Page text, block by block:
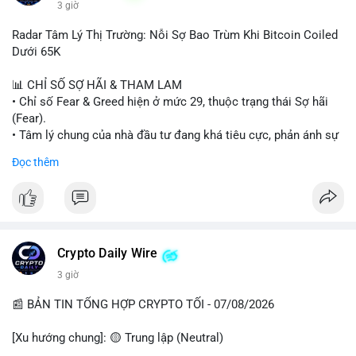
#binancesquare #cryptonews #wintermute #brokerdealer
#tokenizedsecurities
$btc $eth
#vlikevn
3 giờ
Radar Tâm Lý Thị Trường: Nỗi Sợ Bao Trùm Khi Bitcoin Coiled
Dưới 65K
📊 CHỈ SỐ SỢ HÃI & THAM LAM
• Chỉ số Fear & Greed hiện ở mức 29, thuộc trạng thái Sợ hãi
(Fear).
• Tâm lý chung của nhà đầu tư đang khá tiêu cực, phản ánh sự
• CoinGecko Trending: Plume (PLUME), Cash Cat (CASHCAT),
• LunarCrush Trending: Ethereum, Solana, Dogecoin, Polkadot,
Chainlink.
Viettel) và các từ khóa đời sống khác đang chiếm ưu thế.
💬 DÒNG CHẢY TIN TỨC & TRUYỀN THÔNG
Đọc thêm
Crypto Daily Wire
3 giờ
📰 BẢN TIN TỔNG HỢP CRYPTO TỐI - 07/08/2026
[Xu hướng chung]: 🟡 Trung lập (Neutral)